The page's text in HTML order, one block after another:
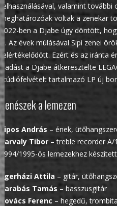
felhasználásával, valamint további
meghatározóak voltak a zenekar
2022-ben a Djabe úgy döntött,
is. Az évek múlásával Sipi zenei
felértékelődött. Ezért és az iránta
kiadást a Djabe átkeresztelte
stúdiófelvételt tartalmazó LP új
Zenészek a lemezen
Sipos András – ének,
Karvaly Tibor – treble recorder A/1
1994/1995-ös lemezekhez
Égerházi Attila – gitár,
Barabás Tamás – basszusgitár
Kovács Ferenc – hegedű, trombita